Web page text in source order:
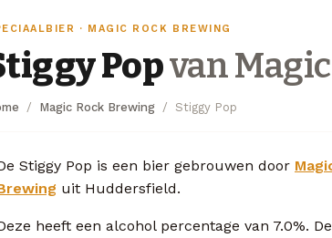
· MAGIC ROCK BREWING
Popvan
Magic Rock Brewing Stiggy Pop
Stiggy Pop is een bier gebrouwen door
uit Huddersfield.
heeft een alcohol percentage van 7.0%. De